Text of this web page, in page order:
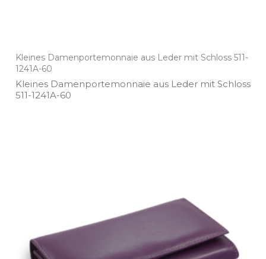
Kleines Damenportemonnaie aus Leder mit Schloss 511-
1241A-60
Kleines Damenportemonnaie aus Leder mit Schloss
511­-1241A­-60